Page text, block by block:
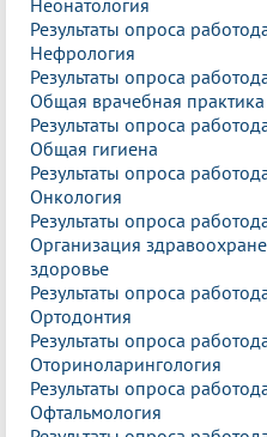
Неонатология
Результаты опроса
Нефрология
Результаты опроса
Общая врачебная
Результаты опроса
Общая гигиена
Результаты опроса
Онкология
Результаты опроса
Организация
здоровье
Результаты опроса
Ортодонтия
Результаты опроса
Оториноларингология
Результаты опроса
Офтальмология